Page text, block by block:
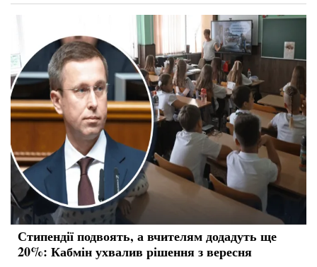
Стипендії подвоять, а вчителям додадуть ще
20%: Кабмін ухвалив рішення з вересня